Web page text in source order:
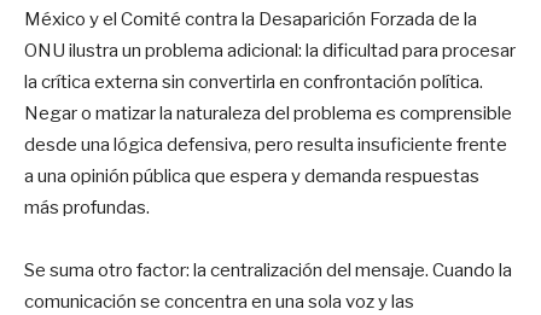
México y el Comité contra la Desaparición Forzada de la
ONU ilustra un problema adicional: la dificultad para procesar
la crítica externa sin convertirla en confrontación política.
Negar o matizar la naturaleza del problema es comprensible
desde una lógica defensiva, pero resulta insuficiente frente
a una opinión pública que espera y demanda respuestas
más profundas.
Se suma otro factor: la centralización del mensaje. Cuando la
comunicación se concentra en una sola voz y las